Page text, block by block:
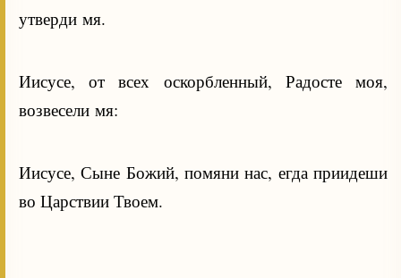
утверди мя.
Иисусе, от всех оскорбленный, Радосте моя,
возвесели мя:
Иисусе, Сыне Божий, помяни нас, егда приидеши
во Царствии Твоем.